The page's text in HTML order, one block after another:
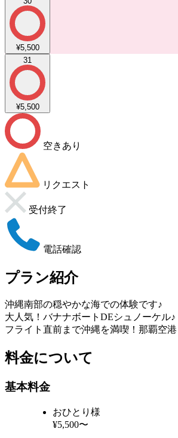
¥5,500
31
¥5,500
空きあり
リクエスト
受付終了
電話確認
プラン紹介
沖縄南部の穏やかな海での体験です♪
大人気！バナナボートDEシュノーケル♪
フライト直前まで沖縄を満喫！那覇空港
料金について
基本料金
おひとり様
¥5,500〜